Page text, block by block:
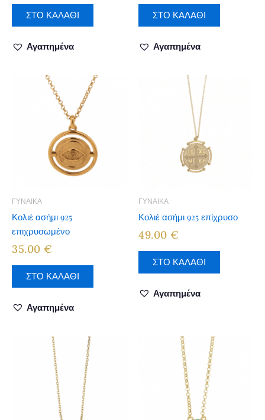
ΣΤΟ ΚΑΛΑΘΙ
Αγαπημένα
ΣΤΟ ΚΑΛΑΘΙ
Αγαπημένα
ΓΥΝΑΙΚΑ
Κολιέ ασήμι 925
επιχρυσωμένο
35.00 €
ΣΤΟ ΚΑΛΑΘΙ
Αγαπημένα
ΓΥΝΑΙΚΑ
Κολιέ ασήμι 925 επίχρυσο
49.00 €
ΣΤΟ ΚΑΛΑΘΙ
Αγαπημένα